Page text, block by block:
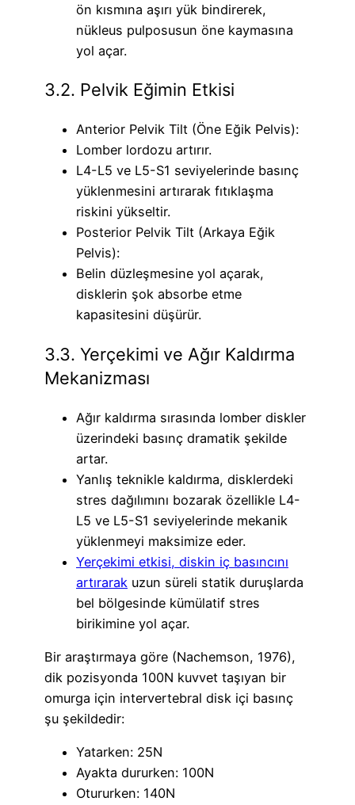
ön kısmına aşırı yük bindirerek,
nükleus pulposusun öne kaymasına
yol açar.
3.2. Pelvik Eğimin Etkisi
Anterior Pelvik Tilt (Öne Eğik Pelvis):
Lomber lordozu artırır.
L4-L5 ve L5-S1 seviyelerinde basınç
yüklenmesini artırarak fıtıklaşma
riskini yükseltir.
Posterior Pelvik Tilt (Arkaya Eğik
Pelvis):
Belin düzleşmesine yol açarak,
disklerin şok absorbe etme
kapasitesini düşürür.
3.3. Yerçekimi ve Ağır Kaldırma
Mekanizması
Ağır kaldırma sırasında lomber diskler
üzerindeki basınç dramatik şekilde
artar.
Yanlış teknikle kaldırma, disklerdeki
stres dağılımını bozarak özellikle L4-
L5 ve L5-S1 seviyelerinde mekanik
yüklenmeyi maksimize eder.
Yerçekimi etkisi, diskin iç basıncını
artırarak uzun süreli statik duruşlarda
bel bölgesinde kümülatif stres
birikimine yol açar.
Bir araştırmaya göre (Nachemson, 1976),
dik pozisyonda 100N kuvvet taşıyan bir
omurga için intervertebral disk içi basınç
şu şekildedir:
Yatarken: 25N
Ayakta dururken: 100N
Otururken: 140N